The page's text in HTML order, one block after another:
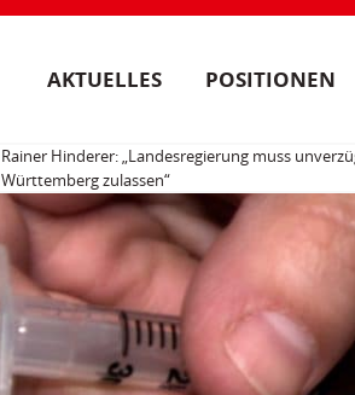
AKTUELLES POSITIONEN
Rainer Hinderer: „Landesregierung muss
Württemberg zulassen“